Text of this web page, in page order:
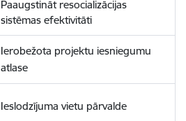
Paaugstināt resocializācijas
sistēmas efektivitāti
Ierobežota projektu iesniegumu
atlase
Ieslodzījuma vietu pārvalde